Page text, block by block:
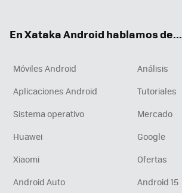
En Xataka Android hablamos de...
Móviles Android
Análisis
Aplicaciones Android
Tutoriales
Sistema operativo
Mercado
Huawei
Google
Xiaomi
Ofertas
Android Auto
Android 15